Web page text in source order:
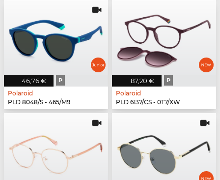
46,76 € P
Polaroid
PLD 8048/S - 465/M9
87,20 € P
Polaroid
PLD 6137/CS - 0T7/XW